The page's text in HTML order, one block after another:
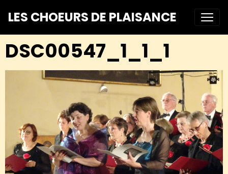
LES CHOEURS DE PLAISANCE
DSC00547_1_1_1